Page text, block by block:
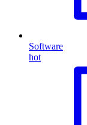
Software
hot